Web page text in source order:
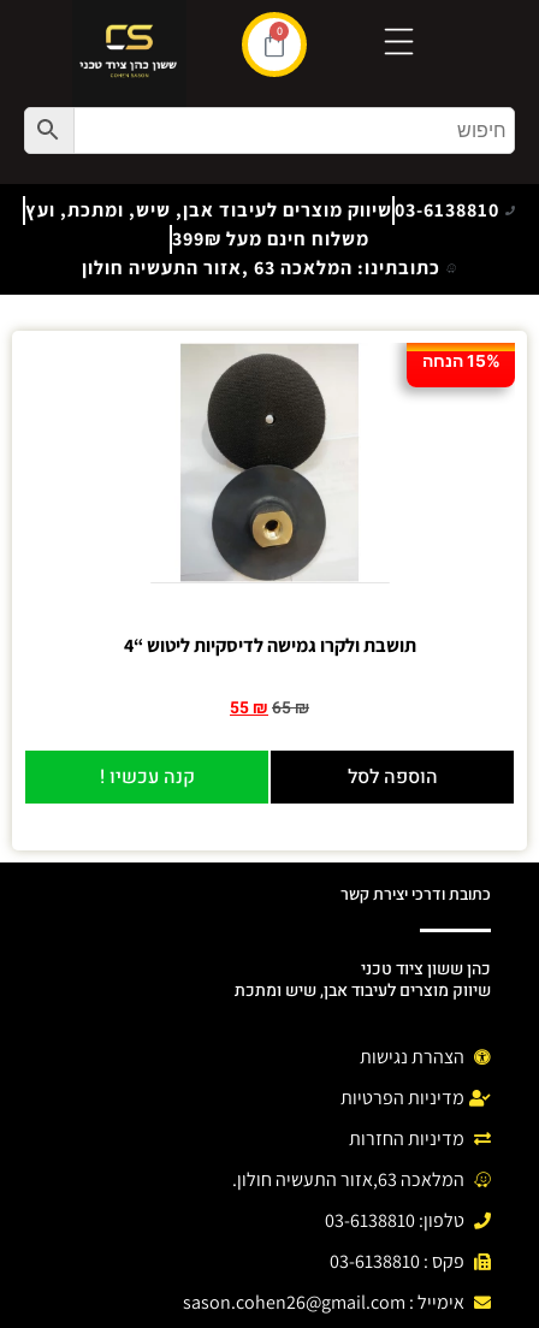
0
03-6138810שיווק מוצרים לעיבוד אבן, שיש, ומתכת, ועץ
משלוח חינם מעל 399₪
כתובתינו: המלאכה 63 ,אזור התעשיה חולון
15% הנחה
תושבת ולקרו גמישה לדיסקיות ליטוש “4
65₪
55₪
הוספה לסל קנה עכשיו !
כתובת ודרכי יצירת קשר
כהן ששון ציוד טכני
שיווק מוצרים לעיבוד אבן, שיש ומתכת
הצהרת נגישות
מדיניות הפרטיות
מדיניות החזרות
המלאכה 63,אזור התעשיה חולון.
טלפון: 03-6138810
פקס : 03-6138810
אימייל : sason.cohen26@gmail.com